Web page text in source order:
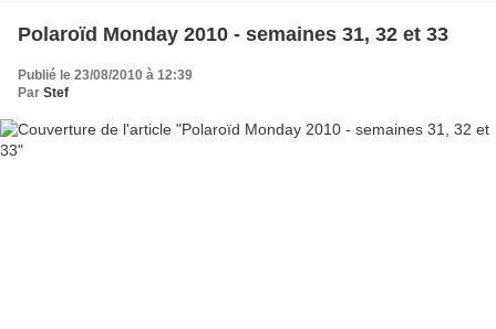
Polaroïd Monday 2010 - semaines 31, 32 et 33
Publié le 23/08/2010 à 12:39
Par Stef